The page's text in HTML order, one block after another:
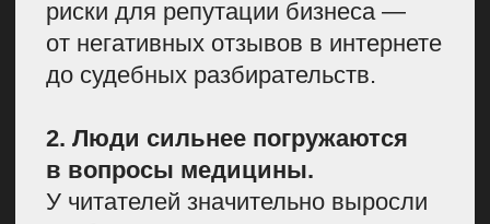
В медицинском контенте высокая
конкуренция, особенно со стороны
блогов клиник и лабораторий.
Без качественного контента